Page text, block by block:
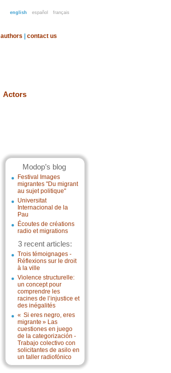
english español français
authors contact us
Actors
Modop’s blog
Festival Images
migrantes "Du migrant
au sujet politique"
Universitat
Internacional de la
Pau
Écoutes de créations
radio et migrations
3 recent articles:
Trois témoignages -
Réflexions sur le droit
à la ville
Violence structurelle:
un concept pour
comprendre les
racines de l’injustice et
des inégalités
« Si eres negro, eres
migrante » Las
cuestiones en juego
de la categorización -
Trabajo colectivo con
solicitantes de asilo en
un taller radiofónico